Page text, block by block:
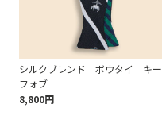
シルクブレンド ボウタイ キー
フォブ
8,800円